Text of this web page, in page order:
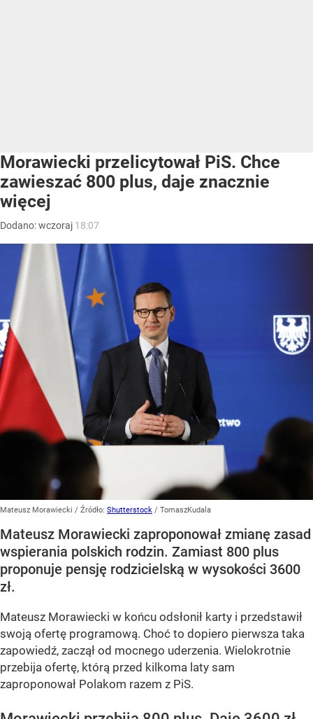
Morawiecki przelicytował PiS. Chce
zawieszać 800 plus, daje znacznie
więcej
Dodano:wczoraj 18:07
Mateusz Morawiecki / Źródło: Shutterstock / TomaszKudala
Mateusz Morawiecki zaproponował zmianę zasad
wspierania polskich rodzin. Zamiast 800 plus
proponuje pensję rodzicielską w wysokości 3600
zł.
Mateusz Morawiecki w końcu odsłonił karty i przedstawił
swoją ofertę programową. Choć to dopiero pierwsza taka
zapowiedź, zaczął od mocnego uderzenia. Wielokrotnie
przebija ofertę, którą przed kilkoma laty sam
zaproponował Polakom razem z PiS.